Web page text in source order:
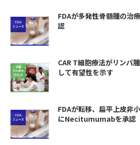
FDAが多発性骨髄腫の治
認
CAR T細胞療法がリンパ
して有望性を示す
FDAが転移、扁平上皮非
にNecitumumabを承認